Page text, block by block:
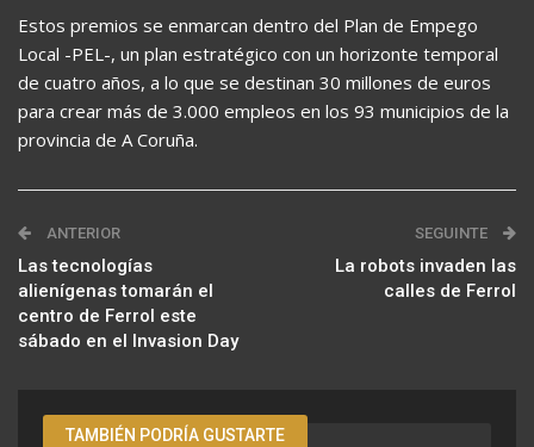
Estos premios se enmarcan dentro del Plan de Empego
Local -PEL-, un plan estratégico con un horizonte temporal
de cuatro años, a lo que se destinan 30 millones de euros
para crear más de 3.000 empleos en los 93 municipios de la
provincia de A Coruña.
ANTERIOR
Las tecnologías
alienígenas tomarán el
centro de Ferrol este
sábado en el Invasion Day
SEGUINTE
La robots invaden las
calles de Ferrol
TAMBIÉN PODRÍA GUSTARTE